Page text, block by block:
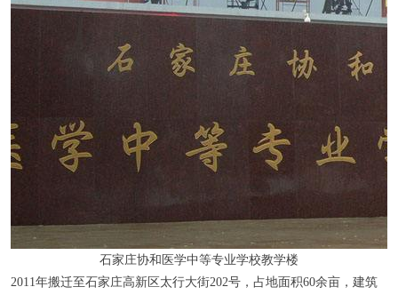
石家庄协和医学中等专业学校教学楼
2011年搬迁至石家庄高新区太行大街202号，占地面积60余亩，建筑